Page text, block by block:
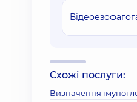
Схожі послуги:
Визначення